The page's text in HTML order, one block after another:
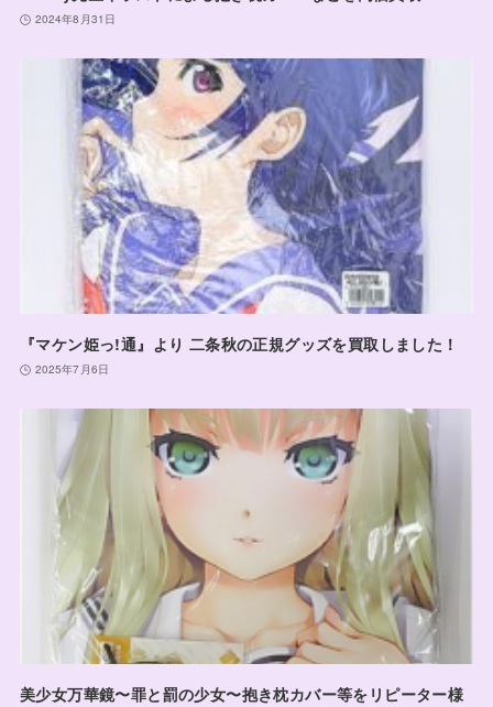
2024年8月31日
『マケン姫っ!通』より 二条秋の正規グッズを買取しました！
2025年7月6日
美少女万華鏡〜罪と罰の少女〜抱き枕カバー等をリピーター様